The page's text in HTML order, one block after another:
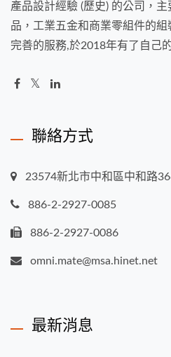
產品設計經驗 (歷史) 的公司，
品，工業五金和商業零組件的
完善的服務,於2018年有了自己
聯絡方式
23574新北市中和區中和路
886-2-2927-0085
886-2-2927-0086
omni.mate@msa.hinet.net
最新消息